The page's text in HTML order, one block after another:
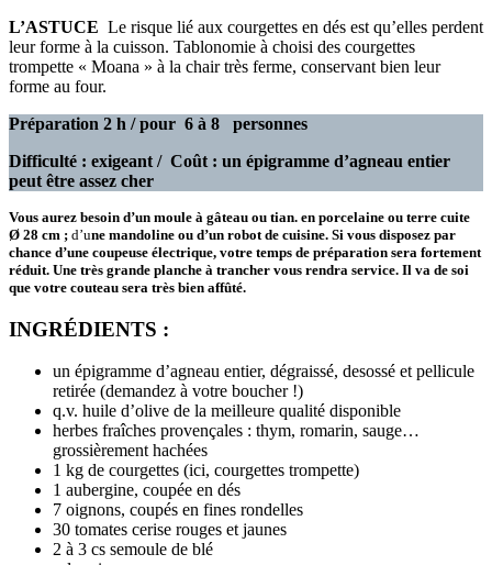
L’ASTUCE Le risque lié aux courgettes en dés est qu’elles perdent
leur forme à la cuisson. Tablonomie à choisi des courgettes
trompette « Moana » à la chair très ferme, conservant bien leur
forme au four.
Préparation 2 h / pour 6 à 8 personnes
Difficulté : exigeant / Coût : un épigramme d’agneau entier
peut être assez cher
Vous aurez besoin d’un moule à gâteau ou tian. en porcelaine ou terre cuite
Ø 28 cm ; d’une mandoline ou d’un robot de cuisine. Si vous disposez par
chance d’une coupeuse électrique, votre temps de préparation sera fortement
réduit. Une très grande planche à trancher vous rendra service. Il va de soi
que votre couteau sera très bien affûté.
INGRÉDIENTS :
un épigramme d’agneau entier, dégraissé, desossé et pellicule
retirée (demandez à votre boucher !)
q.v. huile d’olive de la meilleure qualité disponible
herbes fraîches provençales : thym, romarin, sauge…
grossièrement hachées
1 kg de courgettes (ici, courgettes trompette)
1 aubergine, coupée en dés
7 oignons, coupés en fines rondelles
30 tomates cerise rouges et jaunes
2 à 3 cs semoule de blé